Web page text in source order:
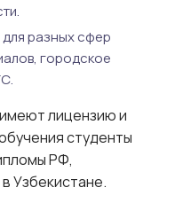
для разных сфер
городское
лицензию и
студенты
РФ,
Узбекистане.